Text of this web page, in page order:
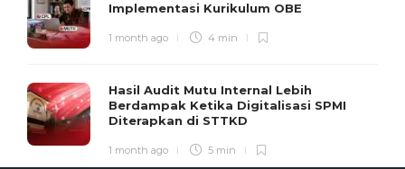
Implementasi Kurikulum OBE
1 month ago 4 min
Hasil Audit Mutu Internal Lebih
Berdampak Ketika Digitalisasi SPMI
Diterapkan di STTKD
1 month ago 5 min